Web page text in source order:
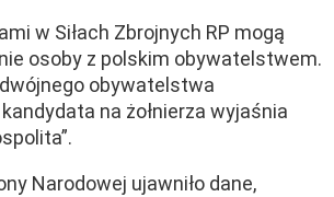
w Siłach Zbrojnych RP mogą
osoby z polskim obywatelstwem.
obywatelstwa
na żołnierza wyjaśnia
Narodowej ujawniło dane,